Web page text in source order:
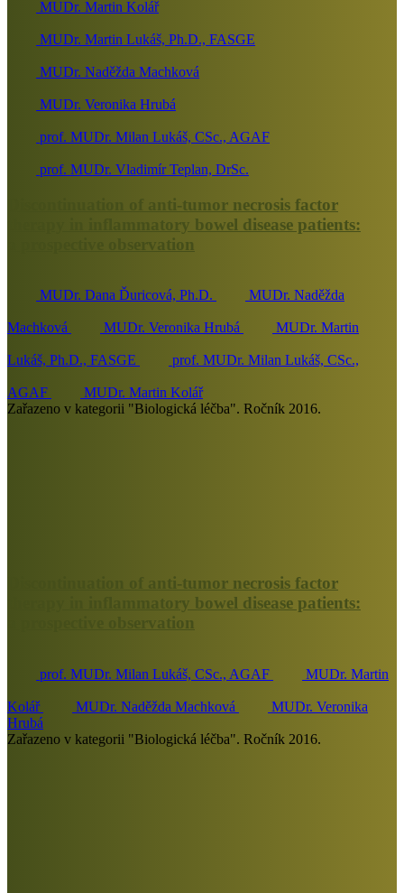
MUDr. Martin Kolář
MUDr. Martin Lukáš, Ph.D., FASGE
MUDr. Naděžda Machková
MUDr. Veronika Hrubá
prof. MUDr. Milan Lukáš, CSc., AGAF
prof. MUDr. Vladimír Teplan, DrSc.
Discontinuation of anti-tumor necrosis factor
therapy in inflammatory bowel disease patients:
a prospective observation
MUDr. Dana Ďuricová, Ph.D. MUDr. Naděžda
Machková MUDr. Veronika Hrubá MUDr. Martin
Lukáš, Ph.D., FASGE prof. MUDr. Milan Lukáš, CSc.,
AGAF
MUDr. Martin Kolář
Zařazeno v kategorii "Biologická léčba". Ročník 2016.
Discontinuation of anti-tumor necrosis factor
therapy in inflammatory bowel disease patients:
a prospective observation
prof. MUDr. Milan Lukáš, CSc., AGAF MUDr. Martin
Kolář MUDr. Naděžda Machková
MUDr. Veronika
Hrubá
Zařazeno v kategorii "Biologická léčba". Ročník 2016.